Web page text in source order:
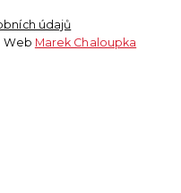
údajů
Web Marek Chaloupka